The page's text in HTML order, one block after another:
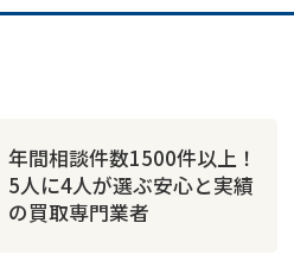
年間相談件数1500件以上！
5人に4人が選ぶ安心と実績
の買取専門業者